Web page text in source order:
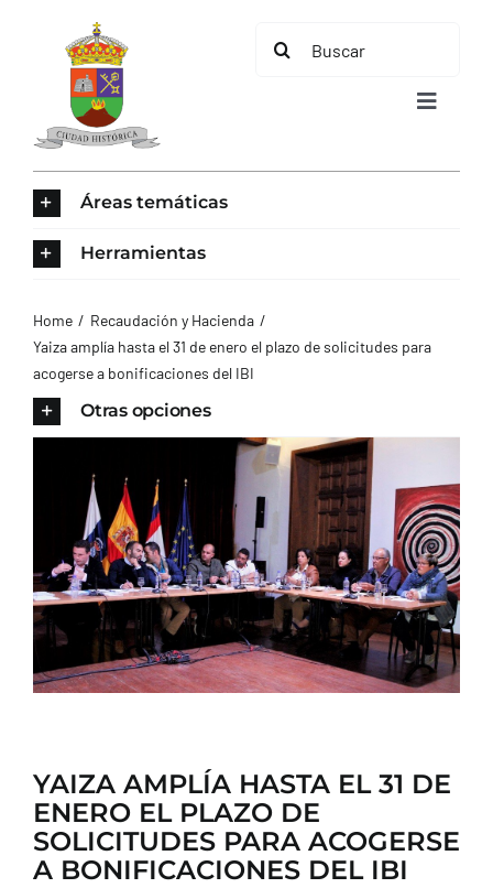
contenido
Buscar:
Toggle
AYUNTAMIENTO
CONTACTO
Áreas temáticas
Herramientas
Home
Recaudación y Hacienda
Yaiza amplía hasta el 31 de enero el plazo de solicitudes para
acogerse a bonificaciones del IBI
Otras opciones
YAIZA AMPLÍA HASTA EL 31 DE
ENERO EL PLAZO DE
SOLICITUDES PARA ACOGERSE
A BONIFICACIONES DEL IBI